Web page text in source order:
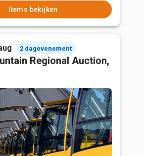
Items bekijken
2 dagevenement
Regional Auction,